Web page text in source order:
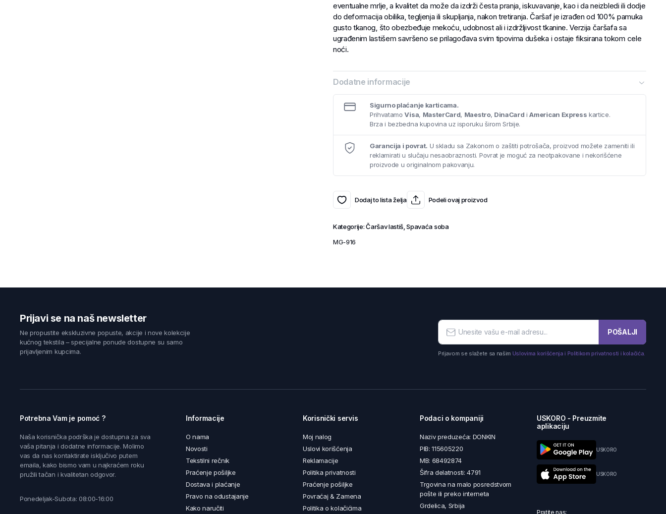
eventualne mrlje, a kvalitet da može da izdrži česta pranja, iskuvavanje, kao i da neizbledi ili dodje
do deformacija obilika, tegljenja ili skupljanja, nakon tretiranja. Čaršaf je izrađen od 100% pamuka
gusto tkanog, što obezbeđuje mekoću, udobnost ali i izdržljivost tkanine. Verzija čaršafa sa
ugrađenim lastišem savršeno se prilagođava svim tipovima dušeka i ostaje fiksirana tokom cele
noći.
Dodatne informacije
Sigurno plaćanje karticama.
PrihvatamoVisa, MasterCard, Maestro, DinaCard iAmerican Express kartice.
Brza i bezbedna kupovina uz isporuku širom Srbije.
Garancija i povrat. U skladu sa Zakonom o zaštiti potrošača, proizvod možete zameniti ili
reklamirati u slučaju nesaobraznosti. Povrat je moguć za neotpakovane i nekorišćene
proizvode u originalnom pakovanju.
Dodaj to lista želja Podeli ovaj proizvod
Kategorije:Čaršav lastiš ,Spavaća soba
MG-916
Prijavi se na naš newsletter
Ne propustite ekskluzivne popuste, akcije i nove kolekcije
kućnog tekstila – specijalne ponude dostupne su samo
prijavljenim kupcima.
POŠALJI
Prijavom se slažete sa našim Uslovima korišćenja i Politikom privatnosti i kolačića.
Potrebna Vam je pomoć ?
Naša korisnička podrška je dostupna za sva
vaša pitanja i dodatne informacije. Molimo
vas da nas kontaktirate isključivo putem
emaila, kako bismo vam u najkraćem roku
pružili tačan i kvalitetan odgovor.
Ponedeljak-Subota: 08:00-16:00
Informacije
O nama
Novosti
Tekstilni rečnik
Praćenje pošiljke
Dostava i plaćanje
Pravo na odustajanje
Kako naručiti
Korisnički servis
Moj nalog
Uslovi korišćenja
Reklamacije
Politika privatnosti
Praćenje pošiljke
Povraćaj & Zamena
Politika o kolačićima
Podaci o kompaniji
Naziv preduzeća: DONKIN
PIB: 115605220
MB: 68492874
Šifra delatnosti: 4791
Trgovina na malo posredstvom
pošte ili preko interneta
Grdelica, Srbija
USKORO - Preuzmite
aplikaciju
USKORO
USKORO
Pratite nas: